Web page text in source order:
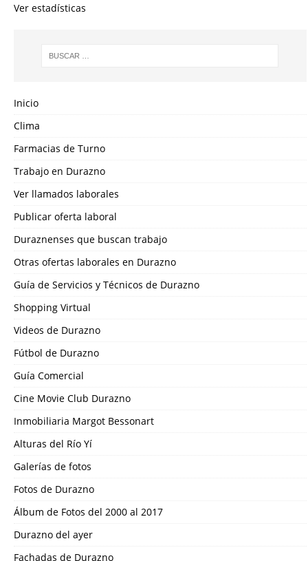
Ver estadísticas
Inicio
Clima
Farmacias de Turno
Trabajo en Durazno
Ver llamados laborales
Publicar oferta laboral
Duraznenses que buscan trabajo
Otras ofertas laborales en Durazno
Guía de Servicios y Técnicos de Durazno
Shopping Virtual
Videos de Durazno
Fútbol de Durazno
Guía Comercial
Cine Movie Club Durazno
Inmobiliaria Margot Bessonart
Alturas del Río Yí
Galerías de fotos
Fotos de Durazno
Álbum de Fotos del 2000 al 2017
Durazno del ayer
Fachadas de Durazno